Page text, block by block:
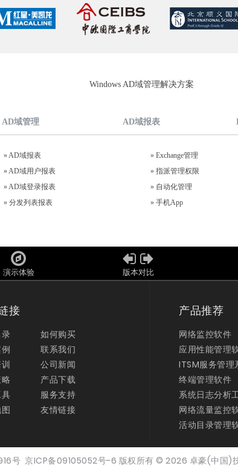
Windows AD域管理解决方案
AD域管理 AD域报表
»AD域报表
»AD域用户报表
»AD域登录报表
»分发列表报表
» Exchange管理
» 指派管理权限
» 自动化管理
» 手机App
演示体验 版本对比
接
如何购买
联系我们
公司新闻
产品下载
服务支持
友情链接
产品推荐
网络监控软件
应用性能管理
ITSM服务管理
终端管理软件
系统日志分析
网络流量监控
活动目录管理
号京ICP备09105052号-6 版权所有© 2026 卓豪(中国)